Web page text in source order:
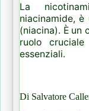
La
niacinamide,
(niacina). È un
ruolo
essenziali.
Di Salvatore